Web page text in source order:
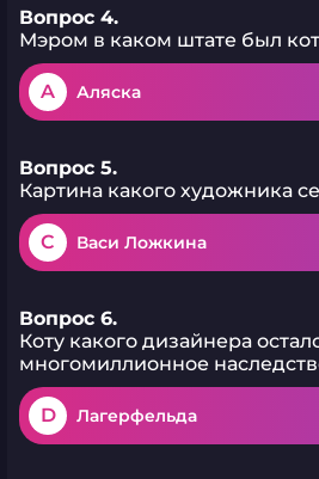
Вопрос 4.
Мэром в каком штате был
A Аляска
Вопрос 5.
Картина какого художника
C Васи Ложкина
Вопрос 6.
Коту какого дизайнера
многомиллионное
D Лагерфельда